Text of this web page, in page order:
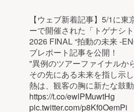
【ウェブ新着記事】5/1に東
ーで開催された「トゲナシ
2026 FINAL “拍動の未来 -
ブレポート記事を公開！
"異例のツアーファイナルか
その先にある未来を指し示
熱は、観客の胸に新たな鼓
https://t.co/ewlPMuwtHg
pic.twitter.com/p8Kf0OemPi